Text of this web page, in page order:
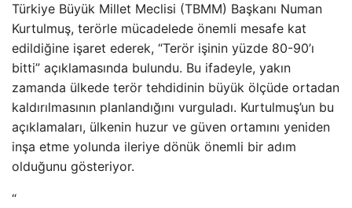
Türkiye Büyük Millet Meclisi (TBMM) Başkanı Numan
Kurtulmuş, terörle mücadelede önemli mesafe kat
edildiğine işaret ederek, “Terör işinin yüzde 80-90’ı
bitti” açıklamasında bulundu. Bu ifadeyle, yakın
zamanda ülkede terör tehdidinin büyük ölçüde ortadan
kaldırılmasının planlandığını vurguladı. Kurtulmuş’un bu
açıklamaları, ülkenin huzur ve güven ortamını yeniden
inşa etme yolunda ileriye dönük önemli bir adım
olduğunu gösteriyor.
“